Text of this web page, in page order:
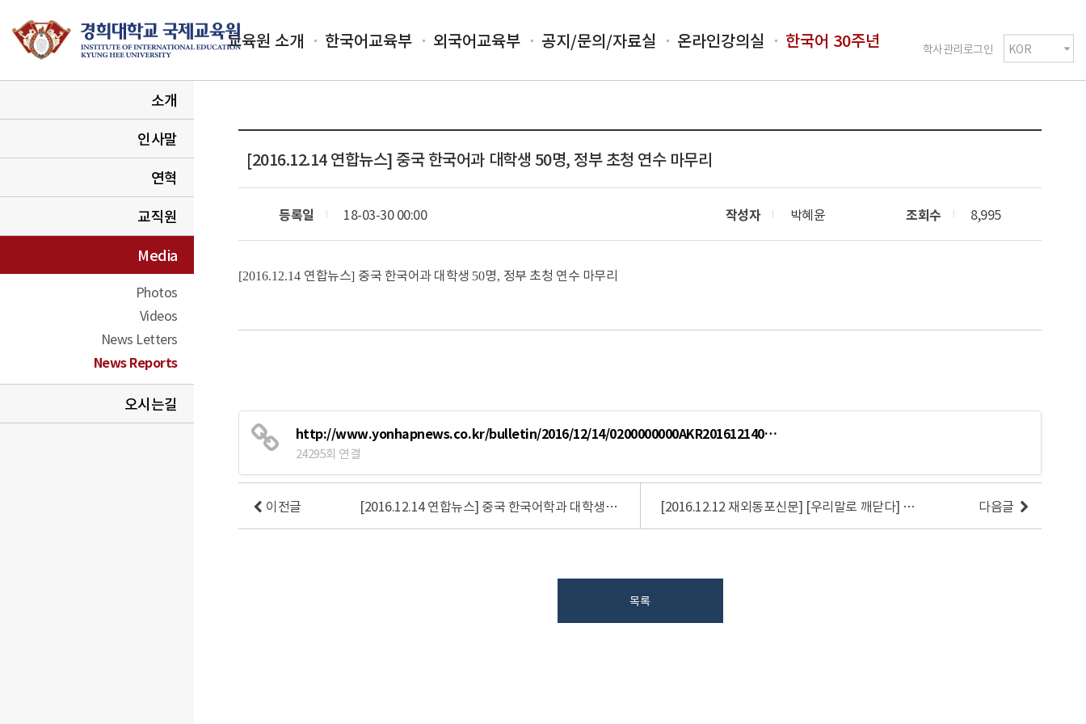
학사관리로그인
교육원 소개 한국어교육부 외국어교육부 공지/문의/자료실 온라인강의실 한국어 30주년
소개
인사말
연혁
교직원
Media
Photos
Videos
News Letters
News Reports
오시는길
[2016.12.14 연합뉴스] 중국 한국어과 대학생 50명, 정부 초청 연수 마무리
등록일 18-03-30 00:00 작성자 박혜윤 조회수 8,995
[2016.12.14 연합뉴스] 중국 한국어과 대학생 50명, 정부 초청 연수 마무리
http://www.yonhapnews.co.kr/bulletin/2016/12/14/0200000000AKR201612140…
24295회 연결
이전글 [2016.12.14 연합뉴스] 중국 한국어학과 대학생 초청 연수 수료식 다음글
[2016.12.12 재외동포신문] [우리말로 깨닫다] 나고야[名護屋] 성과 가카라시마[加唐島]
목록